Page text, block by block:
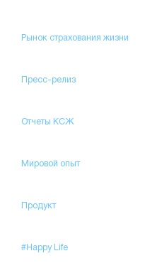
Рынок страхования жизни
Пресс-релиз
Отчеты КСЖ
Мировой опыт
Продукт
#Happy Life